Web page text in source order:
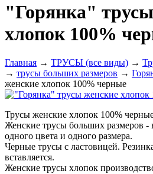
"Горянка"
хлопок 100%
Главная → ТРУСЫ (все виды) →
→ трусы больших размеров →
женские хлопок 100% черные
Трусы женские хлопок 100%
Женские трусы больших размеров -
одного цвета и одного размера.
Черные трусы с ластовицей.
вставляется.
Женские трусы хлопок